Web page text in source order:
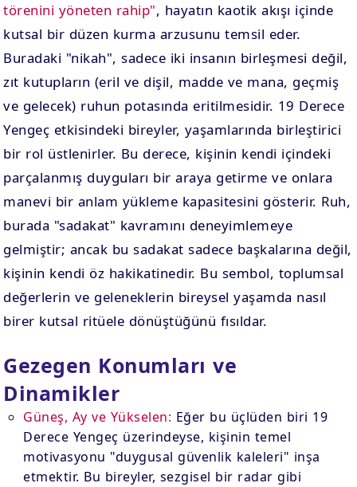
törenini yöneten rahip", hayatın kaotik akışı içinde
kutsal bir düzen kurma arzusunu temsil eder.
Buradaki "nikah", sadece iki insanın birleşmesi değil,
zıt kutupların (eril ve dişil, madde ve mana, geçmiş
ve gelecek) ruhun potasında eritilmesidir. 19 Derece
Yengeç etkisindeki bireyler, yaşamlarında birleştirici
bir rol üstlenirler. Bu derece, kişinin kendi içindeki
parçalanmış duyguları bir araya getirme ve onlara
manevi bir anlam yükleme kapasitesini gösterir. Ruh,
burada "sadakat" kavramını deneyimlemeye
gelmiştir; ancak bu sadakat sadece başkalarına değil,
kişinin kendi öz hakikatinedir. Bu sembol, toplumsal
değerlerin ve geleneklerin bireysel yaşamda nasıl
birer kutsal ritüele dönüştüğünü fısıldar.
Gezegen Konumları ve
Dinamikler
Güneş, Ay ve Yükselen: Eğer bu üçlüden biri 19
Derece Yengeç üzerindeyse, kişinin temel
motivasyonu "duygusal güvenlik kaleleri" inşa
etmektir. Bu bireyler, sezgisel bir radar gibi